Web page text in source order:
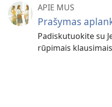
APIE MUS
Prašymas
Padiskutuokite su
rūpimais